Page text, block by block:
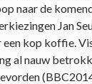
naar de
Jan
kop koffie.
al nauw